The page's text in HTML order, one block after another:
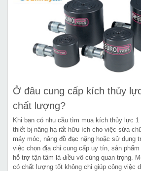
Ở đâu cung cấp kích thủy
chất lượng?
Khi bạn có nhu cầu tìm mua kích thủy lực
thiết bị nâng hạ rất hữu ích cho việc sửa
máy móc, nâng đồ đạc nặng hoặc sử dụng
việc chọn địa chỉ cung cấp uy tín, sản
hỗ trợ tận tâm là điều vô cùng quan trọng.
có chất lượng tốt không chỉ giúp công việc